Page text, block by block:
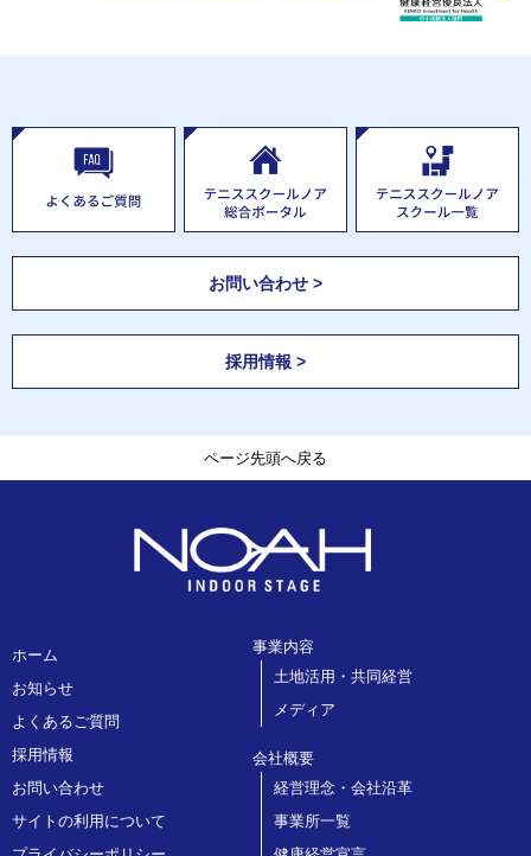
お問い合わせ >
採用情報 >
ページ先頭へ戻る
ホーム
お知らせ
よくあるご質問
採用情報
お問い合わせ
サイトの利用について
事業内容
土地活用・共同経営
メディア
会社概要
経営理念・会社沿革
事業所一覧